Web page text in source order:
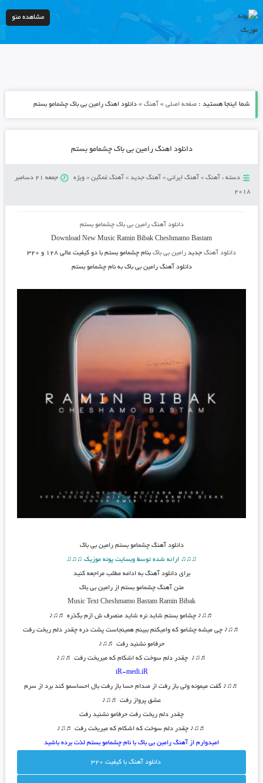
مشاهده منو
شما اینجا هستید : صفحه اصلی» آهنگ» دانلود اهنگ رامین بی باک چشمامو بستم
دانلود اهنگ رامین بی باک چشمامو بستم
دسته : آهنگ» آهنگ ایرانی» آهنگ جدید» آهنگ غمگین» ویژه
جمعه 21 دسامبر
2018
دانلود آهنگ رامین بی باک چشمامو بستم
Download New Music Ramin BibakCheshmamo Bastam
دانلود آهنگجدید رامین بی باکبنام چشمامو بستم با دو کیفیت عالی ۱۲۸ و ۳۲۰
دانلود آهنگ رامین بی باک به نام چشمامو بستم
دانلود آهنگ چشمامو بستم رامین بی باک
♫♫♫ ارائه شده توسط وبسایت پونه موزیک ♫♫♫
برای دانلود آهنگ به ادامه مطلب مراجعه کنید
متن آهنگ چشمامو بستم از رامین بی باک
Music Text Cheshmamo Bastam Ramin Bibak
♬♫♪ چشامو بستم شاید نره شاید منصرف ش ازم بگذره ♬♫♪
♬♫♪ چی میشه چشامو که وامیکنم ببینم همینجاست پشت دره چقدر دلم ریخت رفت
حرفامو نشنید رفت ♬♫♪
♬♫♪ چقدر دلم سوخت که اشکام که میریخت رفت ♬♫♪
iR-medi.iR
♬♫♪ گفت میمونه ولی باز رفت از صدام حسا باز رفت بال احساسمو کند برد از سرم
عشق پرواز رفت ♬♫♪
چقدر دلم ریخت رفت حرفامو نشنید رفت
♬♫♪ چقدر دلم سوخت که اشکام که میریخت رفت ♬♫♪
امیدوارم از آهنگ رامین بی باک با نام چشمامو بستم لذت برده باشید
دانلود آهنگ با کيفيت 320